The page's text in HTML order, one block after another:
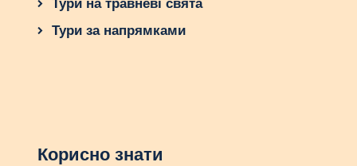
Тури на травневі свята
Тури за напрямками
Корисно знати